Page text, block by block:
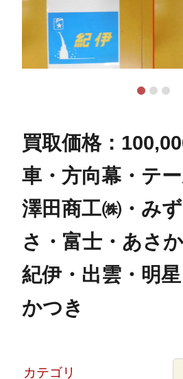
買取価格：
車・方向幕・テ
澤田商工㈱・み
さ・富士・あさ
紀伊・出雲・明
かつき
カテゴリ